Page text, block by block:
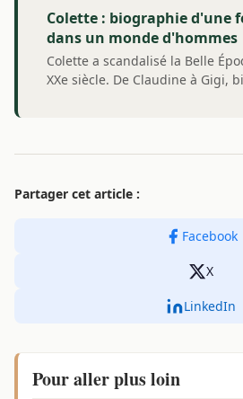
Colette : biographie d'une
dans un monde d'hommes
Colette a scandalisé la Belle
XXe siècle. De Claudine à Gigi,
Partager cet article :
Facebook
X
LinkedIn
Pour aller plus loin